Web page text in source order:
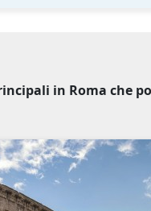
in Roma che